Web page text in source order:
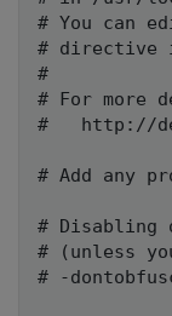
# You can
# directive
#
# For more
#   http://
# Add any
# Disabling
# (unless
# -